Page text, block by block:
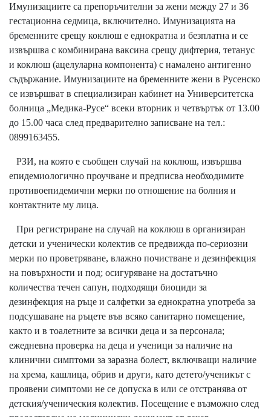
Имунизациите са препоръчителни за жени между 27 и 36
гестационна седмица, включително. Имунизацията на
бременните срещу коклюш е еднократна и безплатна и се
извършва с комбинирана ваксина срещу дифтерия, тетанус
и коклюш (ацелуларна компонента) с намалено антигенно
съдържание. Имунизациите на бременните жени в Русенско
се извършват в специализиран кабинет на Университетска
болница „Медика-Русе“ всеки вторник и четвъртък от 13.00
до 15.00 часа след предварително записване на тел.:
0899163455.
РЗИ, на която е съобщен случай на коклюш, извършва
епидемиологично проучване и предписва необходимите
противоепидемични мерки по отношение на болния и
контактните му лица.
При регистриране на случай на коклюш в организиран
детски и ученически колектив се предвижда по-сериозни
мерки по проветряване, влажно почистване и дезинфекция
на повърхности и под; осигуряване на достатъчно
количества течен сапун, подходящи биоциди за
дезинфекция на ръце и салфетки за еднократна употреба за
подсушаване на ръцете във всяко санитарно помещение,
както и в тоалетните за всички деца и за персонала;
ежедневна проверка на деца и ученици за наличие на
клинични симптоми за заразна болест, включващи наличие
на хрема, кашлица, обрив и други, като детето/ученикът с
проявени симптоми не се допуска в или се отстранява от
детския/ученическия колектив. Посещение е възможно след